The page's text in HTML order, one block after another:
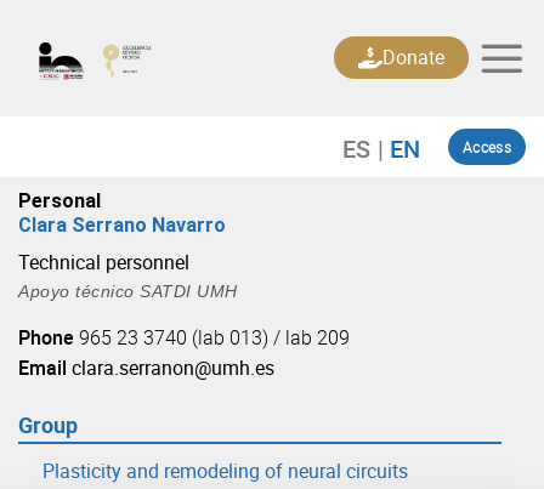
content
Access
Donate
Personal
Clara Serrano Navarro
Technical personnel
Apoyo técnico SATDI UMH
Phone 965 23 3740 (lab 013) / lab 209
Email clara.serranon@umh.es
Group
Plasticity and remodeling of neural circuits